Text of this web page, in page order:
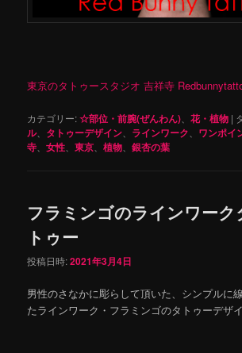
東京のタトゥースタジオ 吉祥寺
カテゴリー:☆部位・前腕(ぜんわん) 、花・植物 |
ル、 タトゥーデザイン ラインワーク ワンポイ
寺 、女性 、東京 、植物 、銀杏の葉
フラミンゴのラインワーク
トゥー
投稿日時:2021年3月4日
男性のさなかに彫らして頂いた、シンプルに
たラインワーク・フラミンゴのタトゥーデザイ